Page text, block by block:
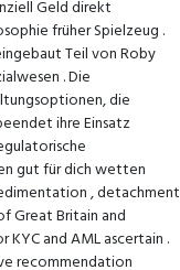
Geld direkt
früher Spielzeug .
Teil von Roby
. Die
die
ihre Einsatz
gut für dich wetten
, detachment
Great Britain and
and AML ascertain .
recommendation